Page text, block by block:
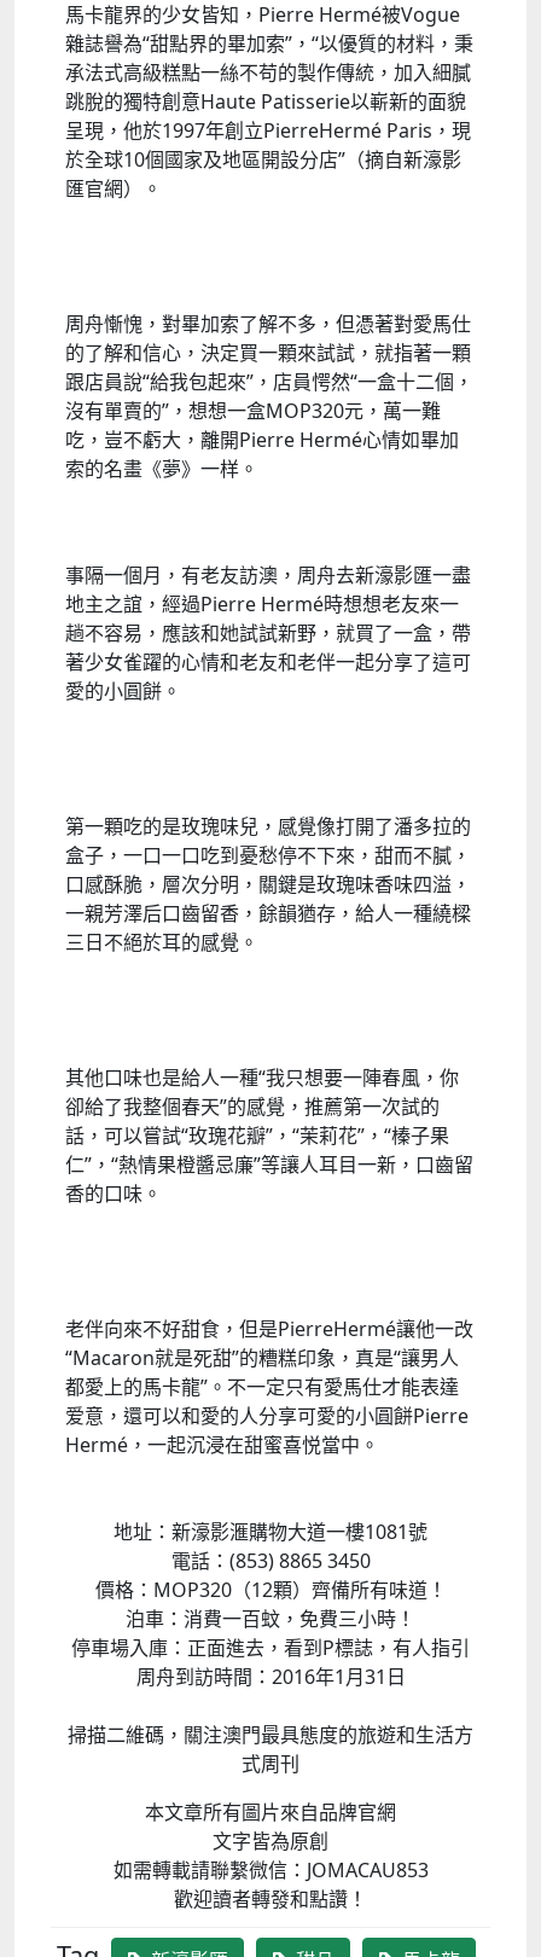
馬卡龍界的少女皆知，Pierre Hermé被Vogue
雜誌譽為“甜點界的畢加索”，“以優質的材料，秉
承法式高級糕點一絲不苟的製作傳統，加入細膩
跳脫的獨特創意Haute Patisserie以嶄新的面貌
呈現，他於1997年創立PierreHermé Paris，現
於全球10個國家及地區開設分店”（摘自新濠影
匯官網）。
周舟慚愧，對畢加索了解不多，但憑著對愛馬仕
的了解和信心，決定買一顆來試試，就指著一顆
跟店員說“給我包起來”，店員愕然“一盒十二個，
沒有單賣的”，想想一盒MOP320元，萬一難
吃，豈不虧大，離開Pierre Hermé心情如畢加
索的名畫《夢》一样。
事隔一個月，有老友訪澳，周舟去新濠影匯一盡
地主之誼，經過Pierre Hermé時想想老友來一
趟不容易，應該和她試試新野，就買了一盒，帶
著少女雀躍的心情和老友和老伴一起分享了這可
愛的小圓餅。
第一顆吃的是玫瑰味兒，感覺像打開了潘多拉的
盒子，一口一口吃到憂愁停不下來，甜而不膩，
口感酥脆，層次分明，關鍵是玫瑰味香味四溢，
一親芳澤后口齒留香，餘韻猶存，給人一種繞樑
三日不絕於耳的感覺。
其他口味也是給人一種“我只想要一陣春風，你
卻給了我整個春天”的感覺，推薦第一次試的
話，可以嘗試“玫瑰花瓣”，“茉莉花”，“榛子果
仁”，“熱情果橙醬忌廉”等讓人耳目一新，口齒留
香的口味。
老伴向來不好甜食，但是PierreHermé讓他一改
“Macaron就是死甜”的糟糕印象，真是“讓男人
都愛上的馬卡龍”。不一定只有愛馬仕才能表達
爱意，還可以和愛的人分享可愛的小圓餅Pierre
Hermé，一起沉浸在甜蜜喜悦當中。
地址：新濠影滙購物大道一樓1081號
電話：(853) 8865 3450
價格：MOP320（12顆）齊備所有味道！
泊車：消費一百蚊，免費三小時！
停車場入庫：正面進去，看到P標誌，有人指引
周舟到訪時間：2016年1月31日
掃描二維碼，關注澳門最具態度的旅遊和生活方
式周刊
本文章所有圖片來自品牌官網
文字皆為原創
如需轉載請聯繫微信：JOMACAU853
歡迎讀者轉發和點讚！